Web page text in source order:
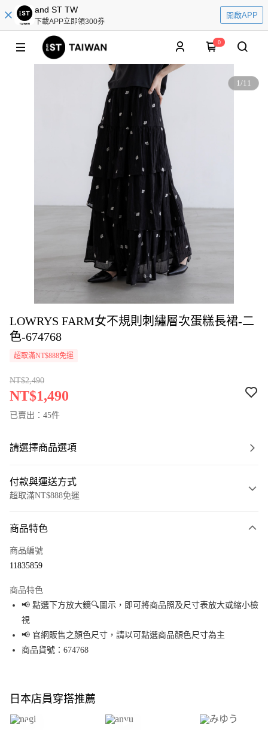
and ST TW
下載APP立即領300券
開啟APP
0
1/11
LOWRYS FARM女不規則刺繡層次蛋糕長裙-二
色-674768
超取滿NT$888免運
NT$2,490
NT$1,490
已賣出：45件
請選擇商品選項
付款與運送方式
超取滿NT$888免運
信用卡一次付款
Apple Pay
街口支付
悠遊付
全盈+PAY
大哥付你分期
商品特色
商品編號
11835859
商品特色
📢 點選下方放大鏡🔍圖示，即可將商品照及尺寸表放大或縮小檢
視
📢 官網販售之顏色尺寸，請以可點選商品顏色尺寸為主
商品貨號：674768
日本店員穿搭推薦